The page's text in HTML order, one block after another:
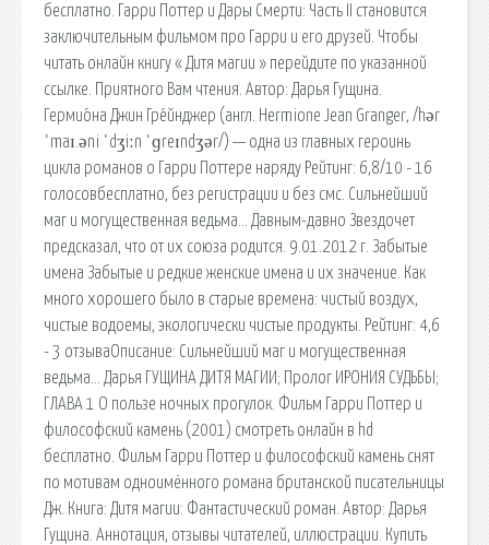
бесплатно. Гарри Поттер и Дары Смерти: Часть II становится
заключительным фильмом про Гарри и его друзей. Чтобы
читать онлайн книгу « Дитя магии » перейдите по указанной
ссылке. Приятного Вам чтения. Автор: Дарья Гущина.
Гермио́на Джин Гре́йнджер (англ. Hermione Jean Granger, /hər
ˈmaɪ.əni ˈdʒiːn ˈɡreɪndʒər/) — одна из главных героинь
цикла романов о Гарри Поттере наряду Рейтинг: 6,8/10 - 16
голосовбесплатно, без регистрации и без смс. Сильнейший
маг и могущественная ведьма… Давным-давно Звездочет
предсказал, что от их союза родится. 9.01.2012 г. Забытые
имена Забытые и редкие женские имена и их значение. Как
много хорошего было в старые времена: чистый воздух,
чистые водоемы, экологически чистые продукты. Рейтинг: 4,6
- 3 отзываОписание: Сильнейший маг и могущественная
ведьма… Дарья ГУЩИНА ДИТЯ МАГИИ; Пролог ИРОНИЯ СУДЬБЫ;
ГЛАВА 1 О пользе ночных прогулок. Фильм Гарри Поттер и
философский камень (2001) смотреть онлайн в hd
бесплатно. Фильм Гарри Поттер и философский камень снят
по мотивам одноимённого романа британской писательницы
Дж. Книга: Дитя магии: Фантастический роман. Автор: Дарья
Гущина. Аннотация, отзывы читателей, иллюстрации. Купить